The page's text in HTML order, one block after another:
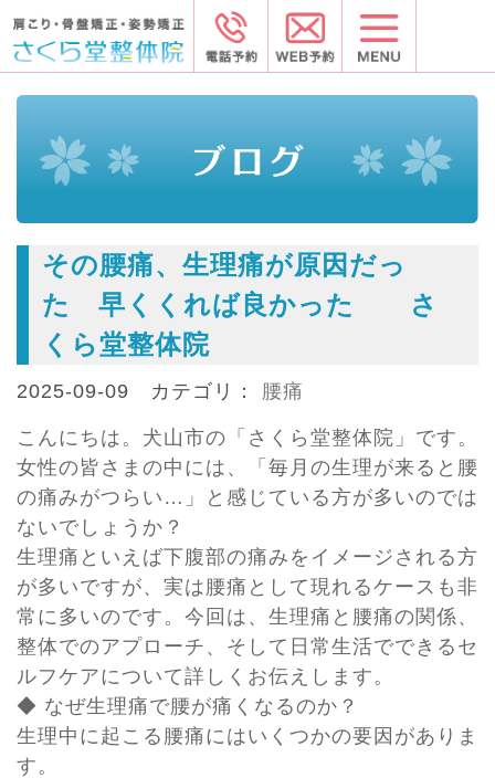
その腰痛、生理痛が原因だっ
た 早くくれば良かった さ
くら堂整体院
2025-09-09 カテゴリ： 腰痛
こんにちは。犬山市の「さくら堂整体院」です。
女性の皆さまの中には、「毎月の生理が来ると腰
の痛みがつらい…」と感じている方が多いのでは
ないでしょうか？
生理痛といえば下腹部の痛みをイメージされる方
が多いですが、実は腰痛として現れるケースも非
常に多いのです。今回は、生理痛と腰痛の関係、
整体でのアプローチ、そして日常生活でできるセ
ルフケアについて詳しくお伝えします。
◆ なぜ生理痛で腰が痛くなるのか？
生理中に起こる腰痛にはいくつかの要因がありま
す。